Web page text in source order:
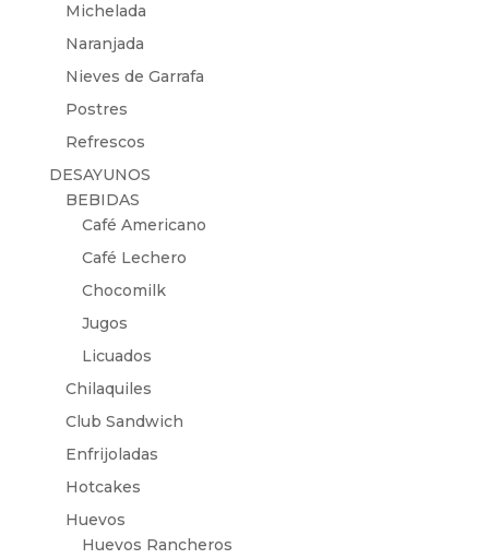
Michelada
Naranjada
Nieves de Garrafa
Postres
Refrescos
DESAYUNOS
BEBIDAS
Café Americano
Café Lechero
Chocomilk
Jugos
Licuados
Chilaquiles
Club Sandwich
Enfrijoladas
Hotcakes
Huevos
Huevos Rancheros